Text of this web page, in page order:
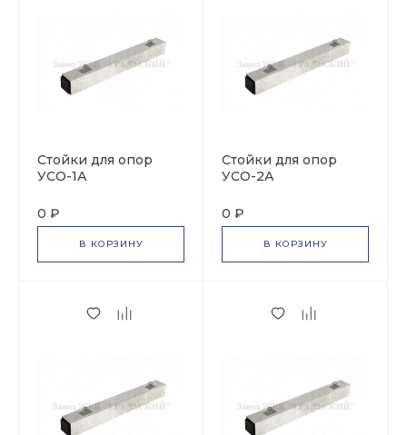
Стойки для опор
УСО-1А
0 ₽
В КОРЗИНУ
Стойки для опор
УСО-2А
0 ₽
В КОРЗИНУ